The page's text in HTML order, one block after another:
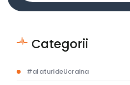
Categorii
#alaturideUcraina